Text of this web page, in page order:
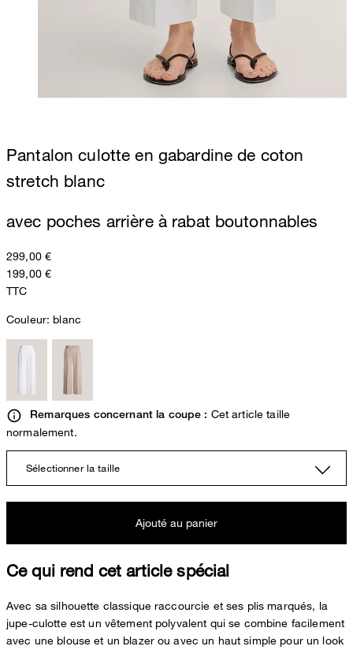
Pantalon culotte en gabardine de coton
stretch blanc
avec poches arrière à rabat boutonnables
299,00 €
199,00 €
TTC
Couleur: blanc
Remarques concernant la coupe : Cet article taille
normalement.
Sélectionner la taille
Ajouté au panier
Ce qui rend cet article spécial
Avec sa silhouette classique raccourcie et ses plis marqués, la
jupe-culotte est un vêtement polyvalent qui se combine facilement
avec une blouse et un blazer ou avec un haut simple pour un look